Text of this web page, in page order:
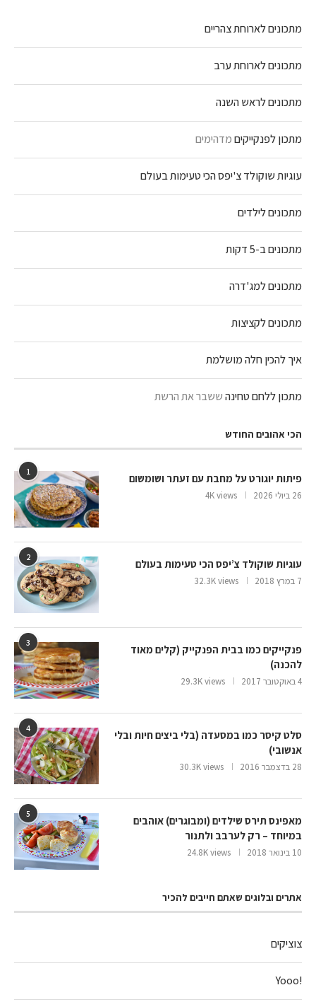
מתכונים לארוחת צהריים
מתכונים לארוחת ערב
מתכונים לראש השנה
מתכון לפנקייקיםמדהימים
עוגיות שוקולד צ'יפס הכי טעימות בעולם
מתכונים לילדים
מתכונים ב-5 דקות
מתכונים למג'דרה
מתכונים לקציצות
איך להכין חלה מושלמת
מתכון ללחם טחינהששבר את הרשת
הכי אהובים החודש
1
פיתות יוגורט על מחבת עם זעתר ושומשום
26 ביולי 2026 4K views
2
עוגיות שוקולד צ’יפס הכי טעימות בעולם
7 במרץ 2018 32.3K views
3
פנקייקים כמו בבית הפנקייק (קלים מאוד
להכנה)
4 באוקטובר 2017 29.3K views
4
סלט קיסר כמו במסעדה (בלי ביצים חיות ובלי
אנשובי)
28 בדצמבר 2016 30.3K views
5
מאפינס תירס שילדים (ומבוגרים) אוהבים
במיוחד – רק לערבב ולתנור
10 בינואר 2018 24.8K views
אתרים ובלוגים שאתם חייבים להכיר
צוציקים
!Yooo